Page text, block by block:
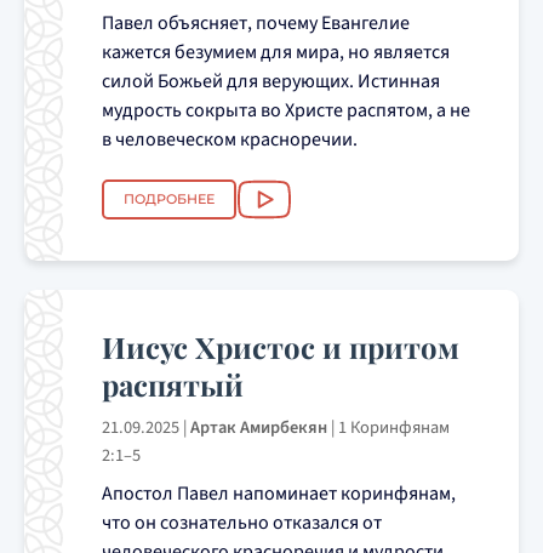
Павел объясняет, почему Евангелие
кажется безумием для мира, но является
силой Божьей для верующих. Истинная
мудрость сокрыта во Христе распятом, а не
в человеческом красноречии.
ПОДРОБНЕЕ
Иисус Христос и притом
распятый
21.09.2025|Артак Амирбекян|1 Коринфянам
2:1–5
Апостол Павел напоминает коринфянам,
что он сознательно отказался от